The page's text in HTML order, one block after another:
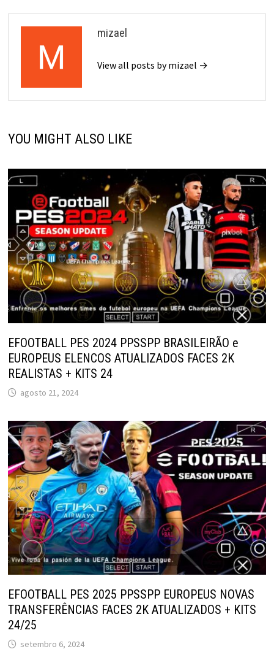
mizael
View all posts by mizael →
YOU MIGHT ALSO LIKE
EFOOTBALL PES 2024 PPSSPP BRASILEIRÃO e
EUROPEUS ELENCOS ATUALIZADOS FACES 2K
REALISTAS + KITS 24
agosto 21, 2024
EFOOTBALL PES 2025 PPSSPP EUROPEUS NOVAS
TRANSFERÊNCIAS FACES 2K ATUALIZADOS + KITS
24/25
setembro 6, 2024